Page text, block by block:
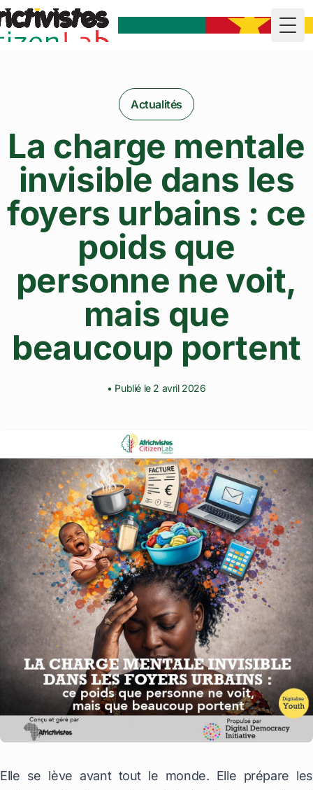
Actualités
La charge mentale
invisible dans les
foyers urbains : ce
poids que
personne ne voit,
mais que
beaucoup portent
• Publié le 2 avril 2026
Elle se lève avant tout le monde. Elle prépare les